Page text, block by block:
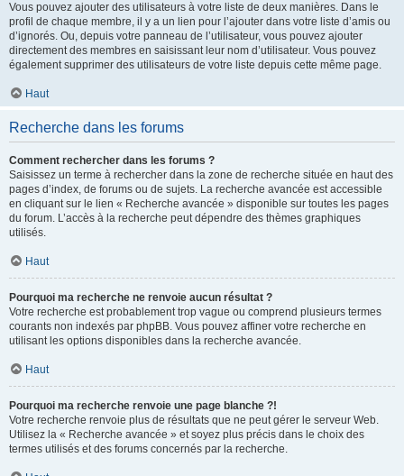
Vous pouvez ajouter des utilisateurs à votre liste de deux manières. Dans le
profil de chaque membre, il y a un lien pour l’ajouter dans votre liste d’amis ou
d’ignorés. Ou, depuis votre panneau de l’utilisateur, vous pouvez ajouter
directement des membres en saisissant leur nom d’utilisateur. Vous pouvez
également supprimer des utilisateurs de votre liste depuis cette même page.
Haut
Recherche dans les forums
Comment rechercher dans les forums ?
Saisissez un terme à rechercher dans la zone de recherche située en haut des
pages d’index, de forums ou de sujets. La recherche avancée est accessible
en cliquant sur le lien « Recherche avancée » disponible sur toutes les pages
du forum. L’accès à la recherche peut dépendre des thèmes graphiques
utilisés.
Haut
Pourquoi ma recherche ne renvoie aucun résultat ?
Votre recherche est probablement trop vague ou comprend plusieurs termes
courants non indexés par phpBB. Vous pouvez affiner votre recherche en
utilisant les options disponibles dans la recherche avancée.
Haut
Pourquoi ma recherche renvoie une page blanche ?!
Votre recherche renvoie plus de résultats que ne peut gérer le serveur Web.
Utilisez la « Recherche avancée » et soyez plus précis dans le choix des
termes utilisés et des forums concernés par la recherche.